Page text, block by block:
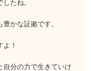
たね。
かな証拠です。
！
自分の力で生きていけ